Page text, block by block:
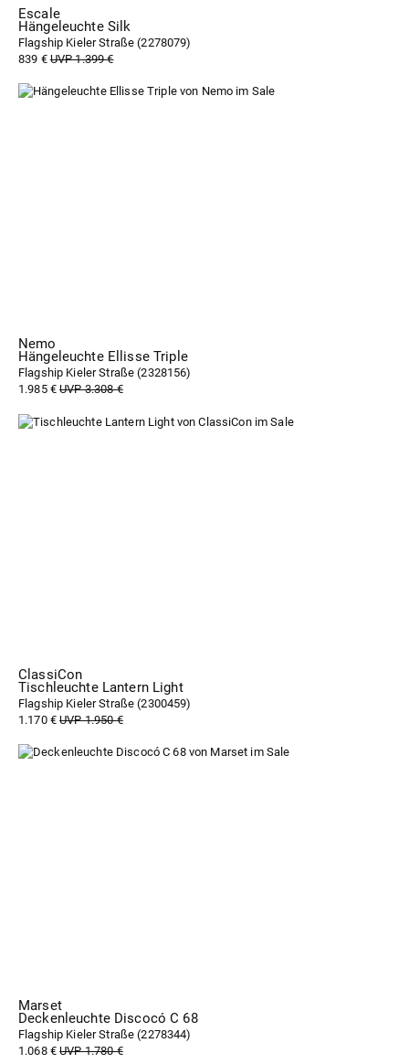
Escale
Hängeleuchte Silk
Flagship Kieler Straße (2278079)
839 €UVP 1.399 €
Nemo
Hängeleuchte Ellisse Triple
Flagship Kieler Straße (2328156)
1.985 €UVP 3.308 €
ClassiCon
Tischleuchte Lantern Light
Flagship Kieler Straße (2300459)
1.170 €UVP 1.950 €
Marset
Deckenleuchte Discocó C 68
Flagship Kieler Straße (2278344)
1.068 €UVP 1.780 €